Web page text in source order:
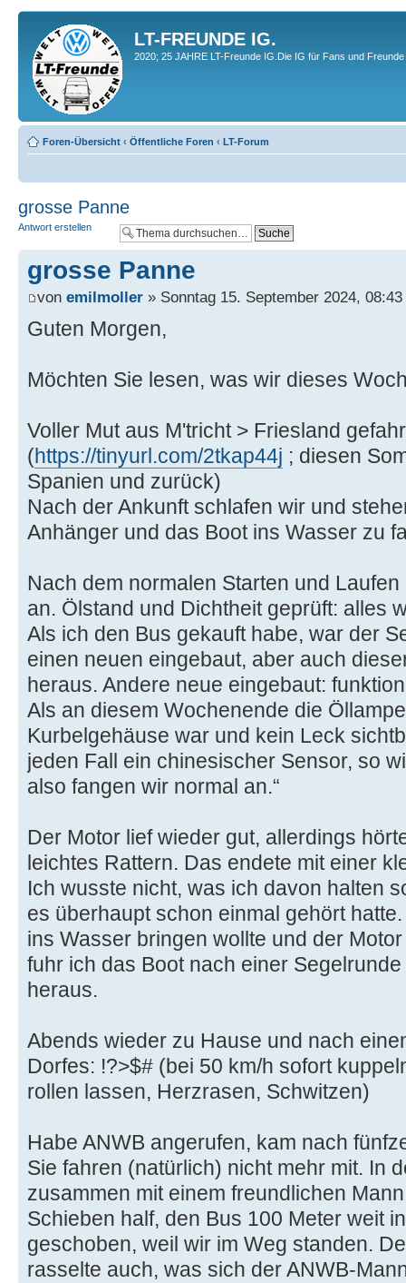
LT-FREUNDE IG.
2020; 25 JAHRE LT-Freunde IG.Die IG für Fans und
Foren-Übersicht ‹ Öffentliche Foren ‹ LT-Forum
grosse Panne
Antwort erstellen
grosse Panne
von emilmoller » Sonntag 15. September 2024, 08:43
Guten Morgen,
Möchten Sie lesen, was wir dieses
Voller Mut aus M'tricht > Friesland
(https://tinyurl.com/2tkap44j ; diesen
Spanien und zurück)
Nach der Ankunft schlafen wir und
Anhänger und das Boot ins Wasser zu
Nach dem normalen Starten und
an. Ölstand und Dichtheit geprüft: alles
Als ich den Bus gekauft habe, war der
einen neuen eingebaut, aber auch
heraus. Andere neue eingebaut:
Als an diesem Wochenende die
Kurbelgehäuse war und kein Leck
jeden Fall ein chinesischer Sensor, so
also fangen wir normal an.“
Der Motor lief wieder gut, allerdings
leichtes Rattern. Das endete mit einer
Ich wusste nicht, was ich davon halten
es überhaupt schon einmal gehört
ins Wasser bringen wollte und der
fuhr ich das Boot nach einer
heraus.
Abends wieder zu Hause und nach
Dorfes: !?>$# (bei 50 km/h sofort
rollen lassen, Herzrasen, Schwitzen)
Habe ANWB angerufen, kam nach
Sie fahren (natürlich) nicht mehr mit. In
zusammen mit einem freundlichen
Schieben half, den Bus 100 Meter weit
geschoben, weil wir im Weg standen.
rasselte auch, was sich der ANWB-